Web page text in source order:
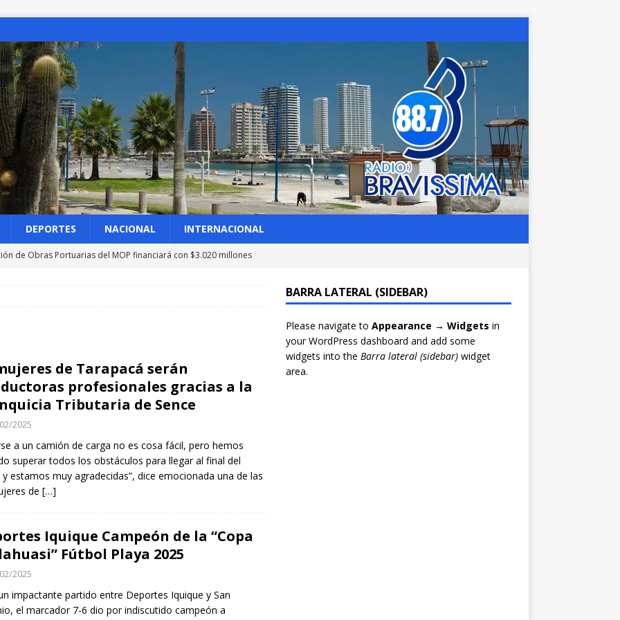
DEPORTES NACIONAL INTERNACIONAL
de Obras Portuarias del MOP financiará con $3.020 millones
Gobernador de Tarapacá
DEPORTES
de Iquique detienen a cinco menores de edad con droga
POLICIAL
que Nayib Bukele planea duplicar el tamaño de la megacárcel
de Tarapacá serán
profesionales gracias a la
Tributaria de Sence
2025
a un camión de carga no es cosa fácil, pero hemos
superar todos los obstáculos para llegar al final del
estamos muy agradecidas”, dice emocionada una de las
de […]
Iquique Campeón de la “Copa
Fútbol Playa 2025
2025
impactante partido entre Deportes Iquique y San
el marcador 7-6 dio por indiscutido campeón a
BARRA LATERAL (SIDEBAR)
Please navigate to Appearance → Widgets in
your WordPress dashboard and add some
widgets into the Barra lateral (sidebar)widget
area.